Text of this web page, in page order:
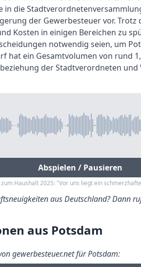
in die
der Gewerbesteuer vor.
Kosten in einigen Bereichen zu
notwendig seien, um
hat ein Gesamtvolumen von rund
der Stadtverordneten
Abspielen / Pausieren
Haushalt 2025: "Vor uns liegt ein
aus Deutschland? Dann
aus Potsdam
gewerbesteuer.net für Potsdam: